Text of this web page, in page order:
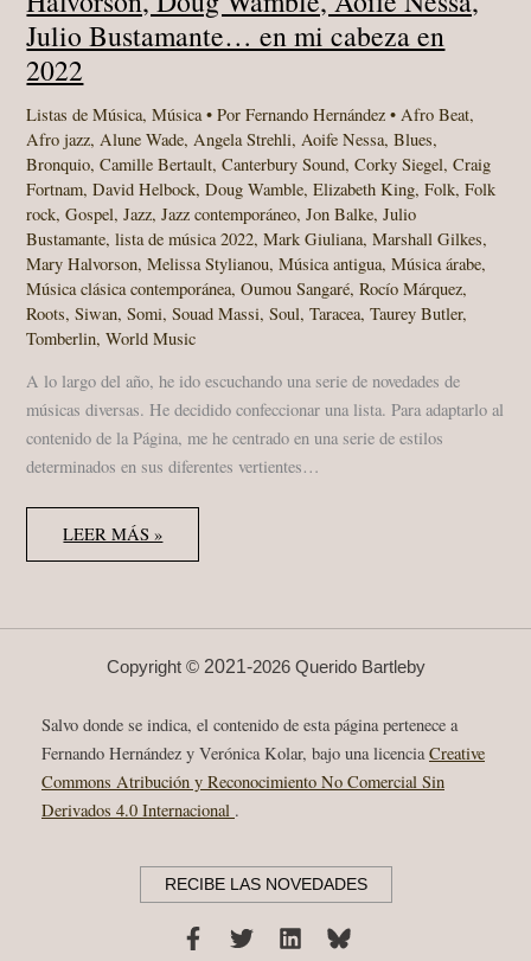
Julio Bustamante… en mi cabeza en
2022
Listas de Música,Música• PorFernando Hernández•Afro Beat,
Afro jazz,Alune Wade,Angela Strehli,Aoife Nessa,Blues,
Bronquio,Camille Bertault,Canterbury Sound,Corky Siegel,Craig
Fortnam,David Helbock,Doug Wamble,Elizabeth King,Folk,Folk
rock,Gospel,Jazz,Jazz contemporáneo,Jon Balke,Julio
Bustamante,lista de música 2022,Mark Giuliana,Marshall Gilkes,
Mary Halvorson,Melissa Stylianou,Música antigua,Música árabe,
Música clásica contemporánea,Oumou Sangaré,Rocío Márquez,
Roots,Siwan,Somi,Souad Massi,Soul,Taracea,Taurey Butler,
Tomberlin,World Music
A lo largo del año, he ido escuchando una serie de novedades de
músicas diversas. He decidido confeccionar una lista. Para adaptarlo al
contenido de la Página, me he centrado en una serie de estilos
determinados en sus diferentes vertientes…
ANGELA
STREHLI,
SOUAD
DOUG
AOIFE
BUSTAMANTE…
EN
MI
CABEZA
EN
LEER MÁS »
Copyright © 2021-2026 Querido Bartleby
Salvo donde se indica, el contenido de esta página pertenece a
Fernando Hernández y Verónica Kolar, bajo una licencia Creative
Commons Atribución y Reconocimiento No Comercial Sin
Derivados 4.0 Internacional .
RECIBE LAS NOVEDADES